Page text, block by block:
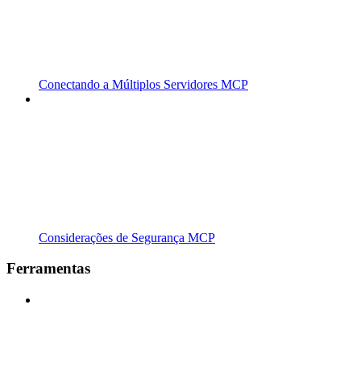
Conectando a Múltiplos Servidores MCP
Considerações de Segurança MCP
Ferramentas